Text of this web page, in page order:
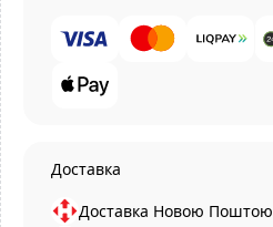
Доставка
Доставка Новою Поштою